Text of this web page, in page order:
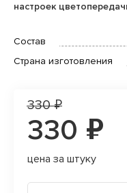
настроек
Состав
Страна изготовления
330 ₽
330 ₽
цена за штуку